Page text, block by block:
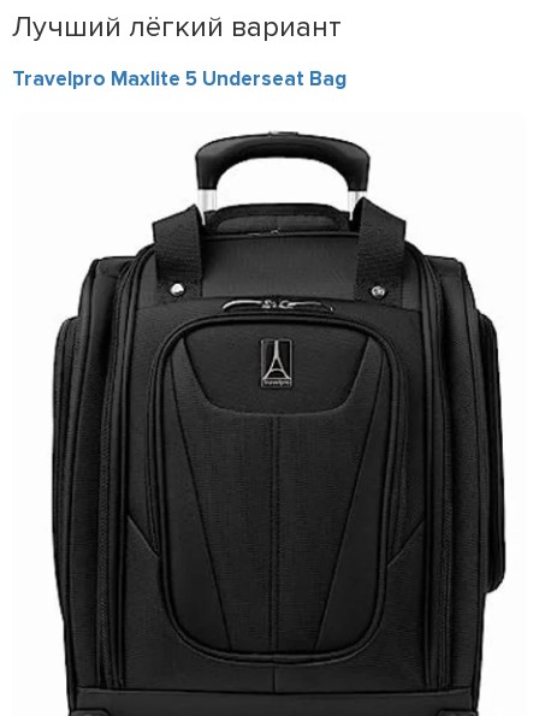
Лучший лёгкий вариант
Travelpro Maxlite 5 Underseat Bag